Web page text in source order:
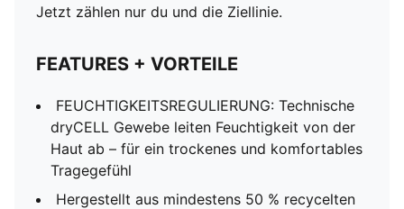
Jetzt zählen nur du und die Ziellinie.
FEATURES + VORTEILE
FEUCHTIGKEITSREGULIERUNG: Technische
dryCELL Gewebe leiten Feuchtigkeit von der
Haut ab – für ein trockenes und komfortables
Tragegefühl
Hergestellt aus mindestens 50 % recycelten